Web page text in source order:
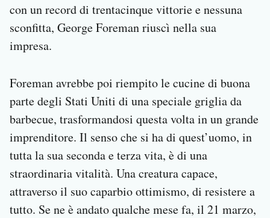
con un record di trentacinque vittorie e nessuna
sconfitta, George Foreman riuscì nella sua
impresa.
Foreman avrebbe poi riempito le cucine di buona
parte degli Stati Uniti di una speciale griglia da
barbecue, trasformandosi questa volta in un grande
imprenditore. Il senso che si ha di quest’uomo, in
tutta la sua seconda e terza vita, è di una
straordinaria vitalità. Una creatura capace,
attraverso il suo caparbio ottimismo, di resistere a
tutto. Se ne è andato qualche mese fa, il 21 marzo,